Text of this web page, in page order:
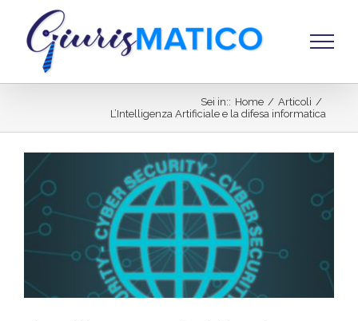
contenuto
Sei in:: Home / Articoli /
L’Intelligenza Artificiale e la difesa informatica
immagine